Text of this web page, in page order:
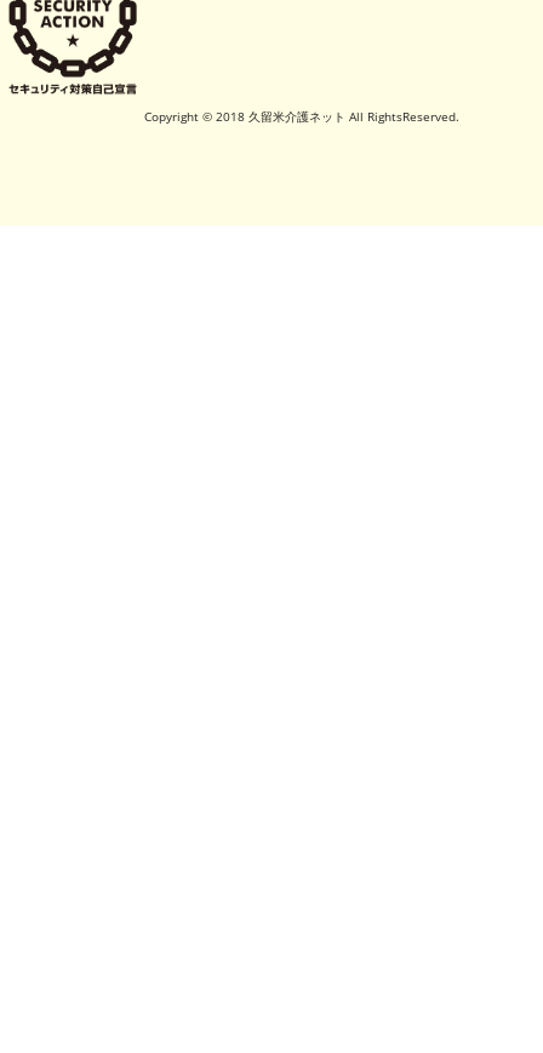
Copyright © 2018 久留米介護ネット All RightsReserved.